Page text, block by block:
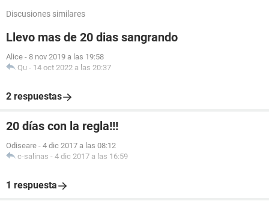
Discusiones similares
Llevo mas de 20 dias sangrando
Alice - 8 nov 2019 a las 19:58
Qu - 14 oct 2022 a las 20:37
2 respuestas
20 días con la regla!!!
Odiseare - 4 dic 2017 a las 08:12
c-salinas - 4 dic 2017 a las 16:59
1 respuesta